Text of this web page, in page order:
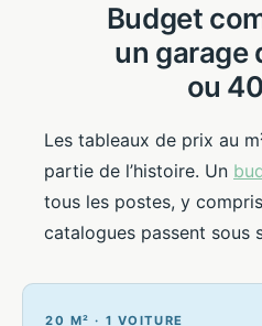
Budget
un garage
ou
Les tableaux de prix au
partie de l’histoire. Un
tous les postes, y
catalogues passent sous
20 M² · 1 VOITURE